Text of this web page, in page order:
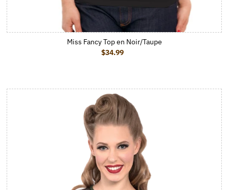
Miss Fancy Top en Noir/Taupe
Prix ordinaire
$34.99